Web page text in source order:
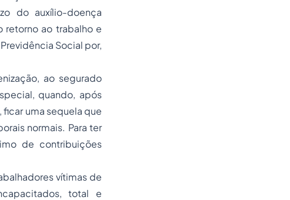
do auxílio-doença
retorno ao trabalho e
Social por,
ao segurado
quando, após
uma sequela que
normais. Para ter
de contribuições
vítimas de
total e